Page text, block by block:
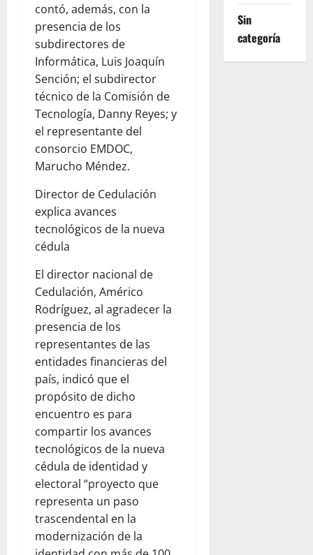
contó, además, con la
presencia de los
subdirectores de
Informática, Luis Joaquín
Sención; el subdirector
técnico de la Comisión de
Tecnología, Danny Reyes; y
el representante del
consorcio EMDOC,
Marucho Méndez.
Director de Cedulación
explica avances
tecnológicos de la nueva
cédula
El director nacional de
Cedulación, Américo
Rodríguez, al agradecer la
presencia de los
representantes de las
entidades financieras del
país, indicó que el
propósito de dicho
encuentro es para
compartir los avances
tecnológicos de la nueva
cédula de identidad y
electoral “proyecto que
representa un paso
trascendental en la
modernización de la
Sin
categoría